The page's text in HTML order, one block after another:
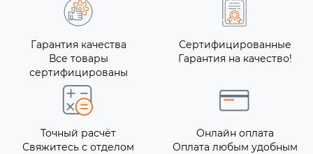
Гарантия качества
Все товары
сертифицированы
Сертифицированные
Гарантия на качество!
Точный расчёт
Свяжитесь с отделом
Онлайн оплата
Оплата любым удобным